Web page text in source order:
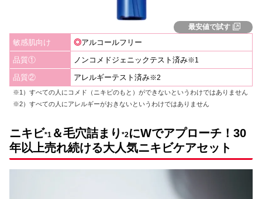
最安値で試す
敏感肌向け ◎アルコールフリー
品質①
ノンコメドジェニックテスト済み※1
品質② アレルギーテスト済み※2
※1）すべての人にコメド（ニキビのもと）ができないというわけではありません
※2）すべての人にアレルギーがおきないというわけではありません
ニキビ*1 ＆毛穴詰まり *2にWでアプローチ！30
年以上売れ続ける大人気ニキビケアセット